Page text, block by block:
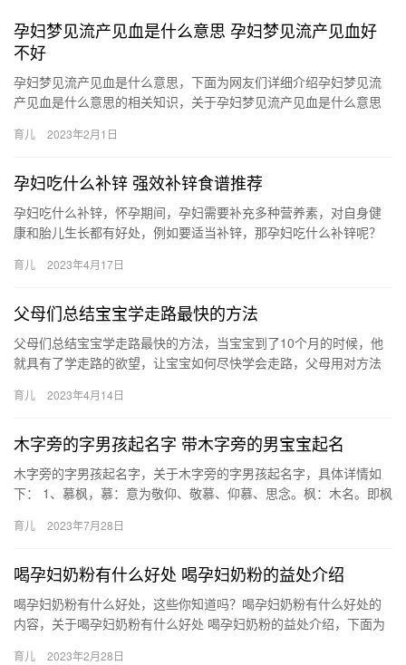
孕妇梦见流产见血是什么意思 孕妇梦见流产见血好
不好
孕妇梦见流产见血是什么意思，下面为网友们详细介绍孕妇梦见流
产见血是什么意思的相关知识，关于孕妇梦见流产见血是什么意思
…
育儿 2023年2月1日
孕妇吃什么补锌 强效补锌食谱推荐
孕妇吃什么补锌，怀孕期间，孕妇需要补充多种营养素，对自身健
康和胎儿生长都有好处，例如要适当补锌，那孕妇吃什么补锌呢？
营…
育儿 2023年4月17日
父母们总结宝宝学走路最快的方法
父母们总结宝宝学走路最快的方法，当宝宝到了10个月的时候，他
就具有了学走路的欲望，让宝宝如何尽快学会走路，父母用对方法
走…
育儿 2023年4月14日
木字旁的字男孩起名字 带木字旁的男宝宝起名
木字旁的字男孩起名字，关于木字旁的字男孩起名字，具体详情如
下： 1、慕枫，慕：意为敬仰、敬慕、仰慕、思念。枫：木名。即枫
育儿 2023年7月28日
喝孕妇奶粉有什么好处 喝孕妇奶粉的益处介绍
喝孕妇奶粉有什么好处，这些你知道吗？喝孕妇奶粉有什么好处的
内容，关于喝孕妇奶粉有什么好处 喝孕妇奶粉的益处介绍，下面为
育儿 2023年2月28日